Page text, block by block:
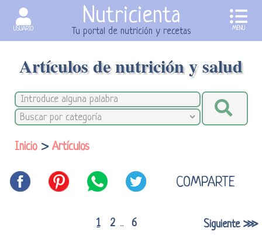
USUARIO
Nutricienta
Tu portal de nutrición y recetas MENU
Artículos de nutrición y salud
Inicio > Artículos
COMPARTE
1 2 ... 6 Siguiente ⋙